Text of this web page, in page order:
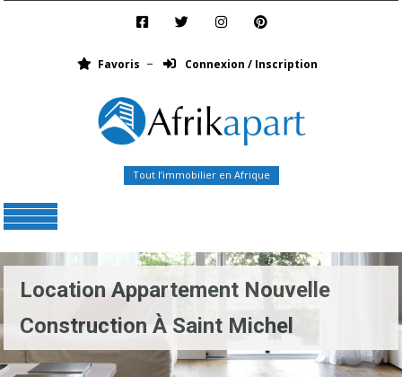
Favoris Connexion / Inscription
Tout l’immobilier en Afrique
Location Appartement Nouvelle
Construction À Saint Michel